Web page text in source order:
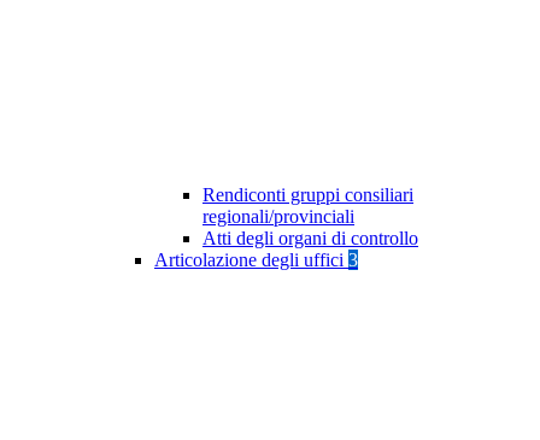
Rendiconti gruppi consiliari
regionali/provinciali
Atti degli organi di controllo
Articolazione degli uffici 3